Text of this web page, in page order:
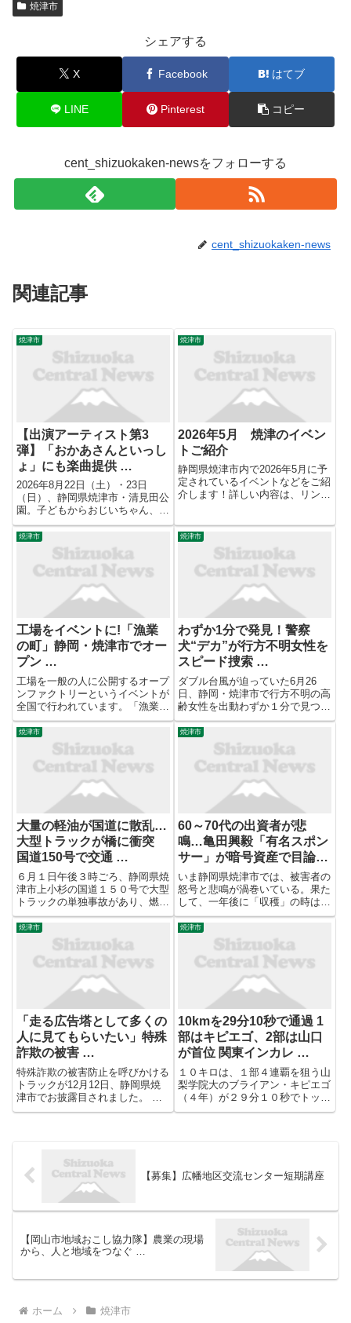
焼津市
シェアする
X Facebook はてブ
LINE Pinterest コピー
cent_shizuokaken-newsをフォローする
cent_shizuokaken-news
関連記事
焼津市
【出演アーティスト第3
弾】「おかあさんといっし
ょ」にも楽曲提供 …
2026年8月22日（土）・23日
（日）、静岡県焼津市・清見田公
園。子どもからおじいちゃん、お
ばあちゃんまで、家族みんなで歌
えるバンドが櫓を囲む夏の夜へ。
株式会社nonii（本社：静岡県静
岡市、代表取締役：片寄裕介）
は、2026年8月22...
焼津市
2026年5月 焼津のイベン
トご紹介
静岡県焼津市内で2026年5月に予
定されているイベントなどをご紹
介します！詳しい内容は、リンク
期、中止などの可能性もございま
す。事前に各自で主催者ホームペ
ージ、SNS等をご確認いただ...
焼津市
工場をイベントに!「漁業
の町」静岡・焼津市でオー
プン …
工場を一般の人に公開するオープ
ンファクトリーというイベントが
全国で行われています。「漁業の
町」として知られ、あまり工場の
イメージがない焼津市でも、3回
目となるオープンファクトリーが
開催されました。（取材・文＝三
浦徹） 「ずげえら焼津 ...
焼津市
わずか1分で発見！警察
犬“デカ”が行方不明女性を
スピード捜索 …
ダブル台風が迫っていた6月26
日、静岡・焼津市で行方不明の高
齢女性を出動わずか１分で見つけ
た警察犬「デカ」に、感謝状とた
くさんの“おやつ”が贈られまし
た。おだやかな表情で焼津警察署
の署長室に現れたのは、10歳の
嘱託警察犬「デカ オブ テンダ...
焼津市
大量の軽油が国道に散乱…
大型トラックが橋に衝突
国道150号で交通 …
６月１日午後３時ごろ、静岡県焼
津市上小杉の国道１５０号で大型
トラックの単独事故があり、燃料
である軽油が漏れ出ました。現場
は午後３時半ごろから片側通行の
交通規制となっています。 事故
があったのは、静岡県焼津市上小
杉の国道１５０号で、午後３時
焼津市
60～70代の出資者が悲
鳴…亀田興毅「有名スポン
サー」が暗号資産で目論む
「巨額投資ビジネス」の実
態
いま静岡県焼津市では、被害者の
怒号と悲鳴が渦巻いている。果た
して、一年後に「収穫」の時は来
るのか。それとも、さらなる絶望
が待っているのか――。元プロボ
クサーの亀田興毅氏（36歳）が
手がけるボクシング興行
「3150FIGHT 10」（6月6日...
焼津市
「走る広告塔として多くの
人に見てもらいたい」特殊
詐欺の被害 …
特殊詐欺の被害防止を呼びかける
トラックが12月12日、静岡県焼
津市でお披露目されました。 焼
津警察署で12日朝、お披露目さ
ており、特殊詐欺防止を呼びか...
焼津市
10kmを29分10秒で通過 1
部はキピエゴ、2部は山口
が首位 関東インカレ …
１０キロは、１部４連覇を狙う山
梨学院大のブライアン・キピエゴ
（４年）が２９分１０秒でトップ
で通過。全体２位で２部１位の創
【募集】広幡地区交流センター短期講座
【岡山市地域おこし協力隊】農業の現場
から、人と地域をつなぐ …
ホーム 焼津市